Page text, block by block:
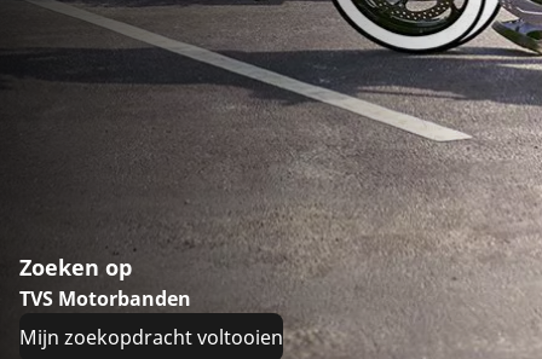
Zoeken op
TVS Motorbanden
Mijn zoekopdracht voltooien